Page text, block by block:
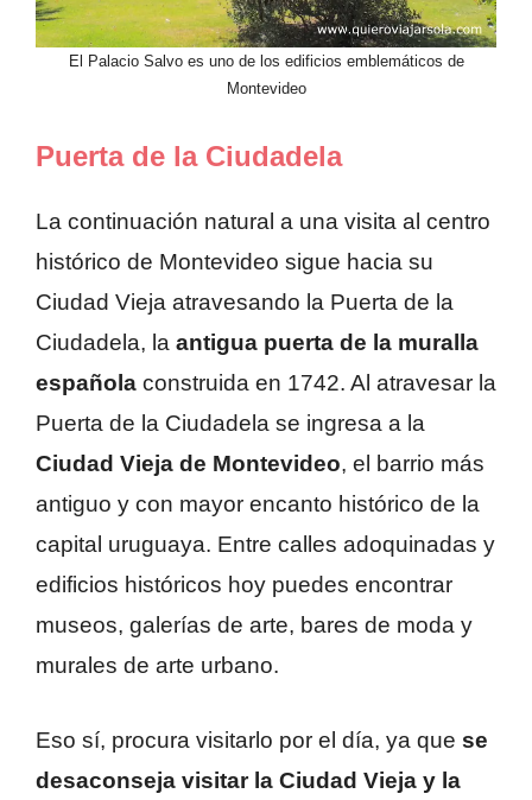
El Palacio Salvo es uno de los edificios emblemáticos de
Montevideo
Puerta de la Ciudadela
La continuación natural a una visita al centro
histórico de Montevideo sigue hacia su
Ciudad Vieja atravesando la Puerta de la
Ciudadela, la antigua puerta de la muralla
española construida en 1742. Al atravesar la
Puerta de la Ciudadela se ingresa a la
Ciudad Vieja de Montevideo, el barrio más
antiguo y con mayor encanto histórico de la
capital uruguaya. Entre calles adoquinadas y
edificios históricos hoy puedes encontrar
museos, galerías de arte, bares de moda y
murales de arte urbano.
Eso sí, procura visitarlo por el día, ya que se
desaconseja visitar la Ciudad Vieja y la